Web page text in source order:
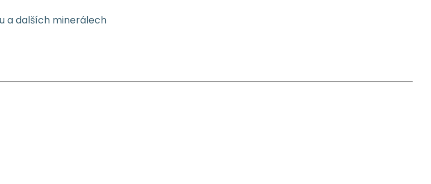
a dalších minerálech